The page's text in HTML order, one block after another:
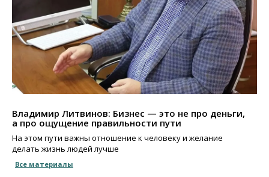
Владимир Литвинов: Бизнес — это не про деньги,
а про ощущение правильности пути
На этом пути важны отношение к человеку и желание
делать жизнь людей лучше
Все материалы